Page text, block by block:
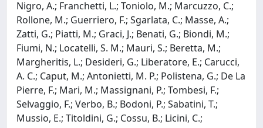
Nigro, A.; Franchetti, L.; Toniolo, M.; Marcuzzo, C.;
Rollone, M.; Guerriero, F.; Sgarlata, C.; Masse, A.;
Zatti, G.; Piatti, M.; Graci, J.; Benati, G.; Biondi, M.;
Fiumi, N.; Locatelli, S. M.; Mauri, S.; Beretta, M.;
Margheritis, L.; Desideri, G.; Liberatore, E.; Carucci,
A. C.; Caput, M.; Antonietti, M. P.; Polistena, G.; De La
Pierre, F.; Mari, M.; Massignani, P.; Tombesi, F.;
Selvaggio, F.; Verbo, B.; Bodoni, P.; Sabatini, T.;
Mussio, E.; Titoldini, G.; Cossu, B.; Licini, C.;